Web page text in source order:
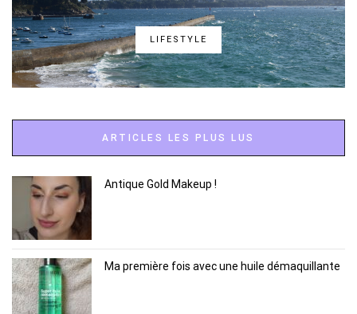
LIFESTYLE
ARTICLES LES PLUS LUS
Antique Gold Makeup !
Ma première fois avec une huile démaquillante